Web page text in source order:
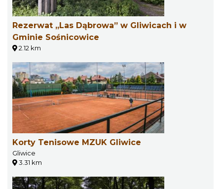
Rezerwat „Las Dąbrowa” w Gliwicach i w
Gminie Sośnicowice
2.12 km
Korty Tenisowe MZUK Gliwice
Gliwice
3.31 km